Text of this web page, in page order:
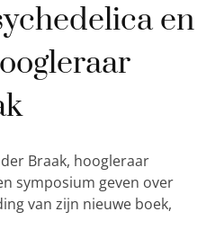
en
Braak, hoogleraar
symposium geven over
van zijn nieuwe boek,